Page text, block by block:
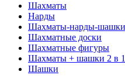
Шахматы
Нарды
Шахматы-нарды-шашки
Шахматные доски
Шахматные фигуры
Шахматы + шашки 2 в 1
Шашки